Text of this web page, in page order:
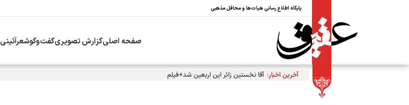
پایگاه اطلاع رسانی هیات‌ها و محافل مذهبی
صفحه اصلیگزارش تصویریگفت‌وگوشعرآئینی
آخرین اخبار: آقا نخستین زائر این اربعین شد+فیلم